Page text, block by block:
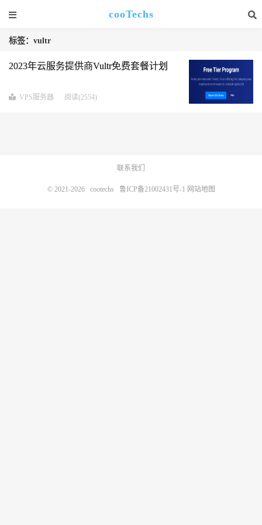
cooTechs
标签：vultr
2023年云服务提供商Vultr免费套餐计划
VPS服务器 阅读(2554)
联系我们
© 2021-2026 cootechs 鲁ICP备21002431号-1 网站地图